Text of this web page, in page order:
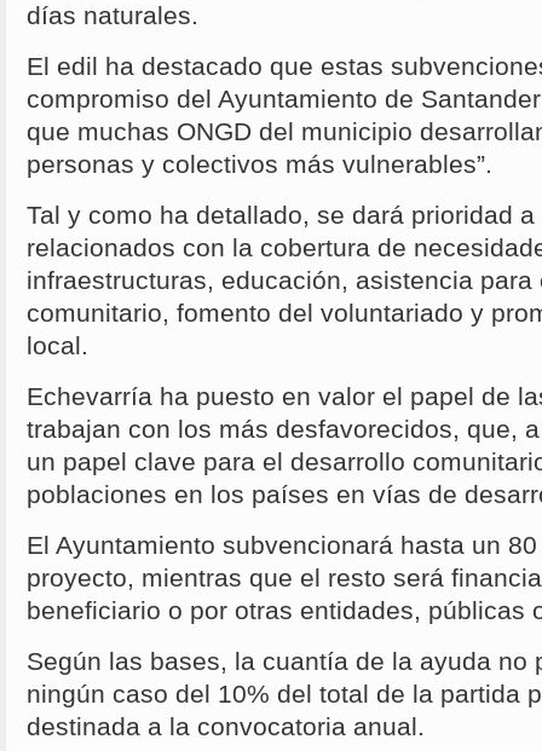
días naturales.
El edil ha destacado que estas
compromiso del Ayuntamiento de
que muchas ONGD del municipio
personas y colectivos más vulnerables”.
Tal y como ha detallado, se dará prioridad
relacionados con la cobertura de
infraestructuras, educación, asistencia para
comunitario, fomento del voluntariado y
local.
Echevarría ha puesto en valor el papel de
trabajan con los más desfavorecidos, que,
un papel clave para el desarrollo
poblaciones en los países en vías de
El Ayuntamiento subvencionará hasta un
proyecto, mientras que el resto será
beneficiario o por otras entidades, públicas
Según las bases, la cuantía de la ayuda no
ningún caso del 10% del total de la partida
destinada a la convocatoria anual.